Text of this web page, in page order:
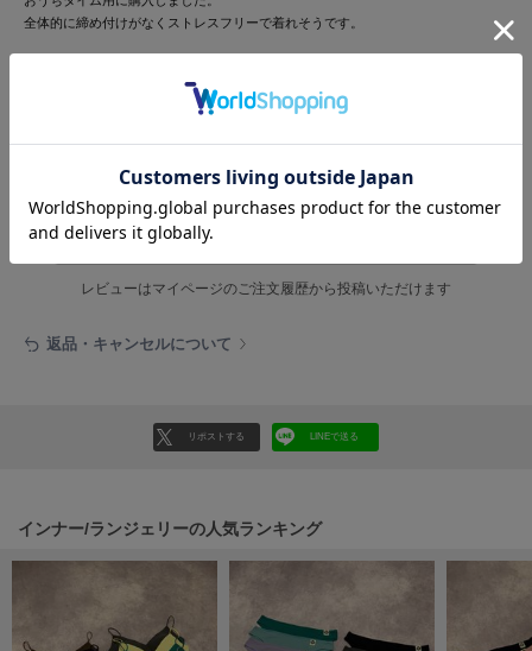
FURFUR
ジェラート ピケ
GELATO PIQUE CAT&DOG
ジェラート ピケ キャットアンドドッグ
gelato pique Sleep
HUNTER
ハンター
ホカ オネオネ
全体的に締め付けがなくストレスフリーで着れそうです。
レビュー投稿で全員に30ポイントプレゼント！
レビューはマイページのご注文履歴から投稿いただけます
返品・キャンセルについて
リポストする LINEで送る
インナー/ランジェリーの人気ランキング